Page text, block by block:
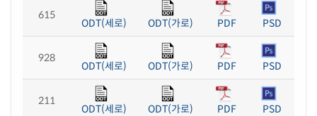
615
ODT(세로) ODT(가로) PDF PSD
928
ODT(세로) ODT(가로) PDF PSD
211
ODT(세로) ODT(가로) PDF PSD